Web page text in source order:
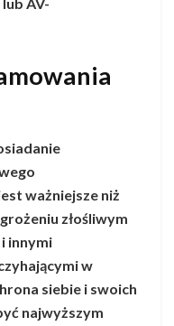
ważniejsze niż
złośliwym
innymi
w
siebie i swoich
najwyższym